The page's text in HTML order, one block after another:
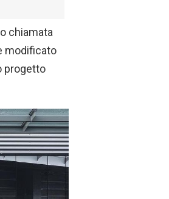
chiamata
modificato
progetto